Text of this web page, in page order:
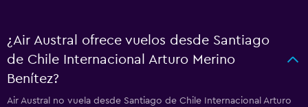
¿Air Austral ofrece vuelos desde Santiago
de Chile Internacional Arturo Merino
Benítez?
Air Austral no vuela desde Santiago de Chile Internacional Arturo